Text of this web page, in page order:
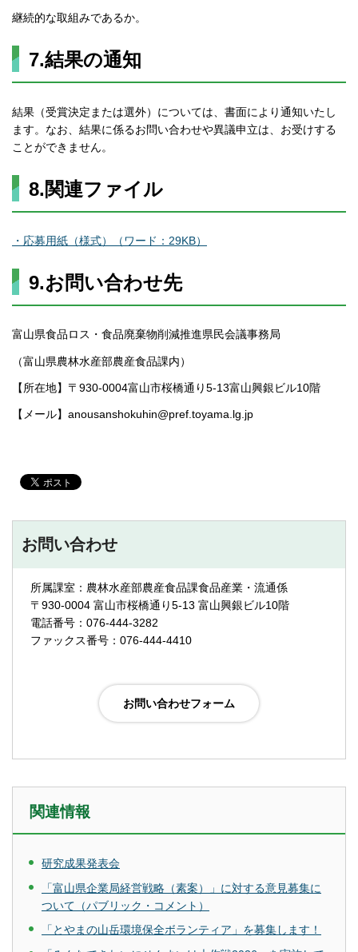
継続的な取組みであるか。
7.結果の通知
結果（受賞決定または選外）については、書面により通知いたし
ます。なお、結果に係るお問い合わせや異議申立は、お受けする
ことができません。
8.関連ファイル
・応募用紙（様式）（ワード：29KB）
9.お問い合わせ先
富山県食品ロス・食品廃棄物削減推進県民会議事務局
（富山県農林水産部農産食品課内）
【所在地】〒930-0004富山市桜橋通り5-13富山興銀ビル10階
【メール】anousanshokuhin@pref.toyama.lg.jp
お問い合わせ
所属課室：農林水産部農産食品課食品産業・流通係
〒930-0004 富山市桜橋通り5-13 富山興銀ビル10階
電話番号：076-444-3282
ファックス番号：076-444-4410
関連情報
研究成果発表会
「富山県企業局経営戦略（素案）」に対する意見募集に
ついて（パブリック・コメント）
「とやまの山岳環境保全ボランティア」を募集します！